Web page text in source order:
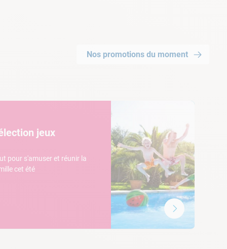
jeux
pour s'amuser et réunir la
cet été
Nos promotions du moment